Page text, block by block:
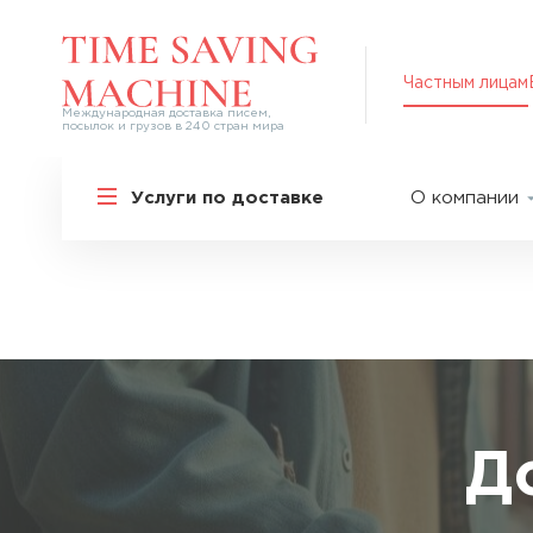
Международная доставка писем,
посылок и грузов в 240 стран мира
Частным лицам
Услуги по доставке
Международная доставка
Перевозка специальных грузов
Дополнительные услуги
О компании
Оплата
Упаковка